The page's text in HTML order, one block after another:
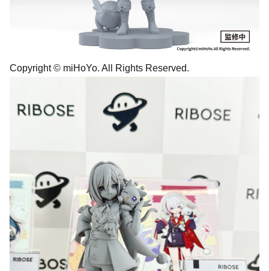
Copyright © miHoYo. All Rights Reserved.